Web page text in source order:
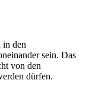
in den
sein. Das
von den
dürfen.